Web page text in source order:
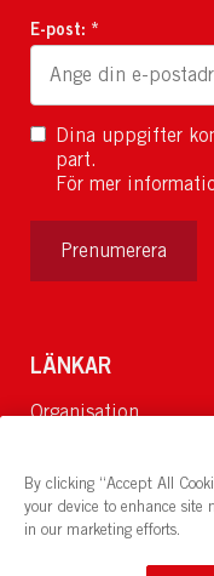
E-post: *
Dina uppgifter
part.
För mer
Prenumerera
LÄNKAR
Organisation
Lediga jobb
Nyheter och pressrum
Restaurang och
By clicking “Accept All
your device to enhance site
in our marketing efforts.